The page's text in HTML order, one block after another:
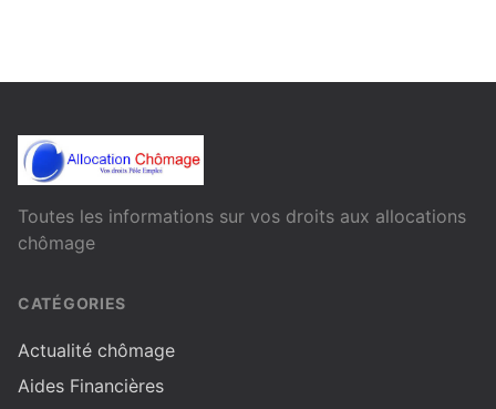
Toutes les informations sur vos droits aux allocations
chômage
CATÉGORIES
Actualité chômage
Aides Financières